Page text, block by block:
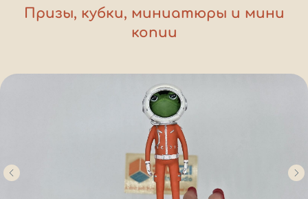
Призы, кубки, миниатюры и мини
копии